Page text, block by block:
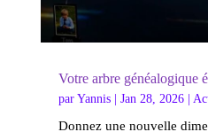
Votre arbre généalogique
par Yannis| Jan 28, 2026|
Donnez une nouvelle